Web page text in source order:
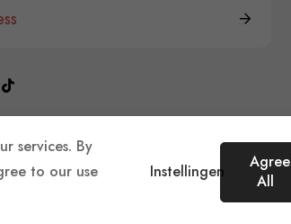
services. By
to our use
Instellingen
Agree
All